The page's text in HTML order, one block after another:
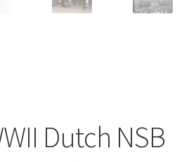
Dutch NSB